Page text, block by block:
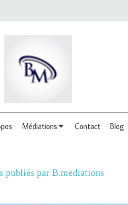
Médiations Contact Blog
publiés par B.mediations